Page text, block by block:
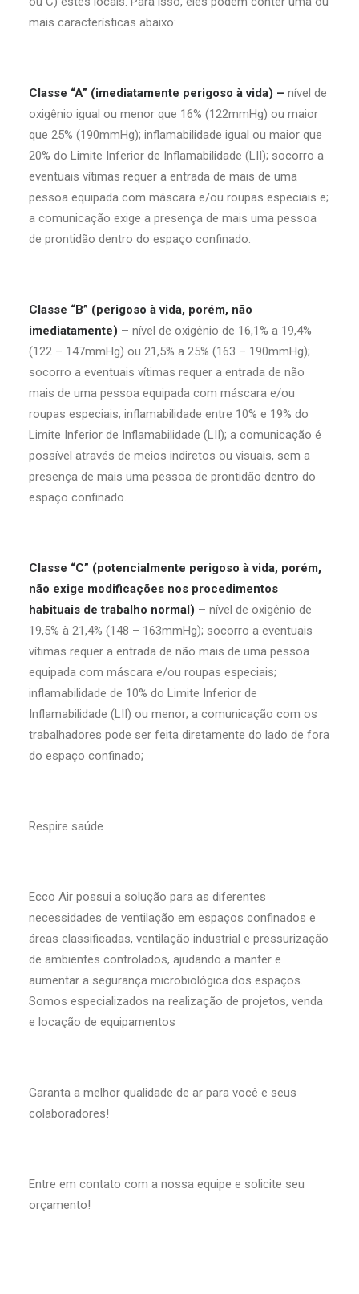
mais características abaixo:
Classe “A” (imediatamente perigoso à vida) – nível de
oxigênio igual ou menor que 16% (122mmHg) ou maior
que 25% (190mmHg); inflamabilidade igual ou maior que
20% do Limite Inferior de Inflamabilidade (LII); socorro a
eventuais vítimas requer a entrada de mais de uma
pessoa equipada com máscara e/ou roupas especiais e;
a comunicação exige a presença de mais uma pessoa
de prontidão dentro do espaço confinado.
Classe “B” (perigoso à vida, porém, não
imediatamente) – nível de oxigênio de 16,1% a 19,4%
(122 – 147mmHg) ou 21,5% a 25% (163 – 190mmHg);
socorro a eventuais vítimas requer a entrada de não
mais de uma pessoa equipada com máscara e/ou
roupas especiais; inflamabilidade entre 10% e 19% do
Limite Inferior de Inflamabilidade (LII); a comunicação é
possível através de meios indiretos ou visuais, sem a
presença de mais uma pessoa de prontidão dentro do
espaço confinado.
Classe “C” (potencialmente perigoso à vida, porém,
não exige modificações nos procedimentos
habituais de trabalho normal) – nível de oxigênio de
19,5% à 21,4% (148 – 163mmHg); socorro a eventuais
vítimas requer a entrada de não mais de uma pessoa
equipada com máscara e/ou roupas especiais;
inflamabilidade de 10% do Limite Inferior de
Inflamabilidade (LII) ou menor; a comunicação com os
trabalhadores pode ser feita diretamente do lado de fora
do espaço confinado;
Respire saúde
Ecco Air possui a solução para as diferentes
necessidades de ventilação em espaços confinados e
áreas classificadas, ventilação industrial e pressurização
de ambientes controlados, ajudando a manter e
aumentar a segurança microbiológica dos espaços.
Somos especializados na realização de projetos, venda
e locação de equipamentos
Garanta a melhor qualidade de ar para você e seus
colaboradores!
Entre em contato com a nossa equipe e solicite seu
orçamento!